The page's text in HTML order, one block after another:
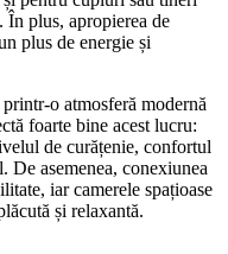
În plus, apropierea de
plus de energie și
o atmosferă modernă
foarte bine acest lucru:
de curățenie, confortul
De asemenea, conexiunea
iar camerele spațioase
și relaxantă.